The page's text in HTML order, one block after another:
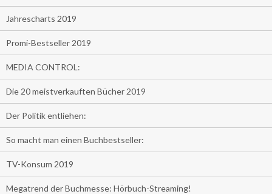
Jahrescharts 2019
Promi-Bestseller 2019
MEDIA CONTROL:
Die 20 meistverkauften Bücher 2019
Der Politik entliehen:
So macht man einen Buchbestseller:
TV-Konsum 2019
Megatrend der Buchmesse: Hörbuch-Streaming!